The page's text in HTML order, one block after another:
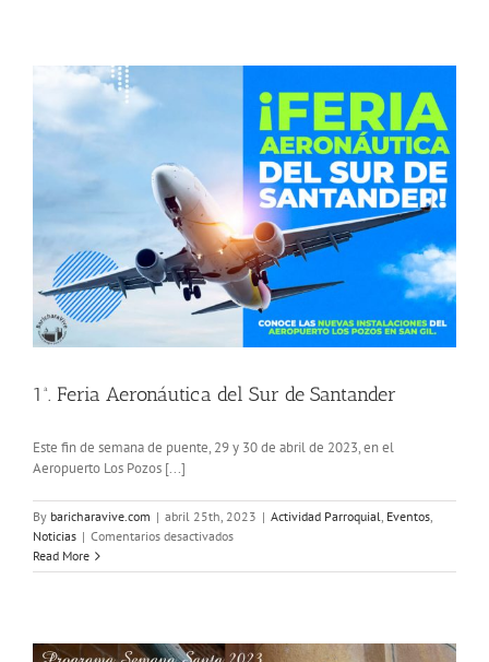
1ª. Feria Aeronáutica del Sur de Santander
Este fin de semana de puente, 29 y 30 de abril de 2023, en el
Aeropuerto Los Pozos [...]
By baricharavive.com | abril 25th, 2023 | Actividad Parroquial Eventos
Noticias | Comentarios desactivadosen
Feria
de
Read More